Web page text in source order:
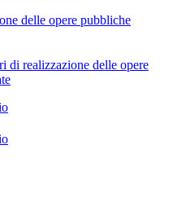
delle opere pubbliche
di realizzazione delle opere